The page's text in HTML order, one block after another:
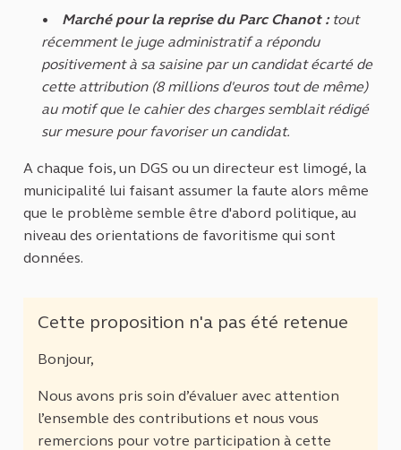
Marché pour la reprise du Parc Chanot :tout
récemment le juge administratif a répondu
positivement à sa saisine par un candidat écarté de
cette attribution (8 millions d'euros tout de même)
au motif que le cahier des charges semblait rédigé
sur mesure pour favoriser un candidat.
A chaque fois, un DGS ou un directeur est limogé, la
municipalité lui faisant assumer la faute alors même
que le problème semble être d'abord politique, au
niveau des orientations de favoritisme qui sont
données.
Cette proposition n'a pas été retenue
Bonjour,
Nous avons pris soin d’évaluer avec attention
l’ensemble des contributions et nous vous
remercions pour votre participation à cette